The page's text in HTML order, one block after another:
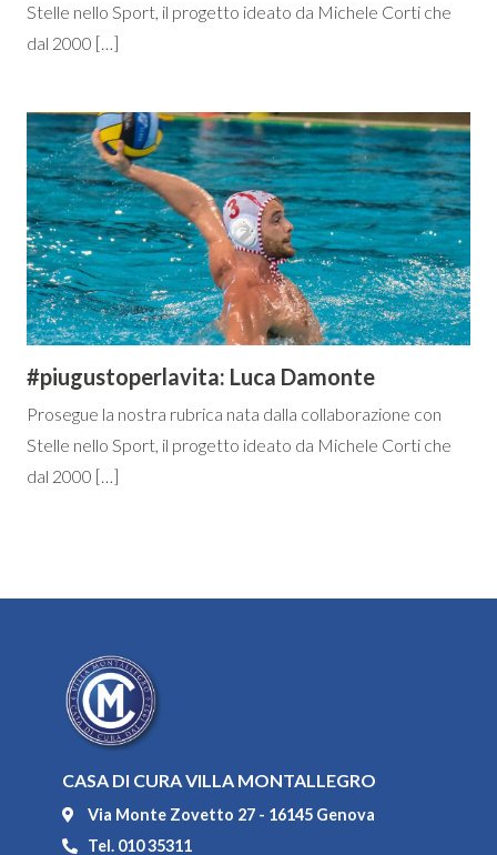
Stelle nello Sport, il progetto ideato da Michele Corti che
dal 2000 […]
#piugustoperlavita: Luca Damonte
Prosegue la nostra rubrica nata dalla collaborazione con
Stelle nello Sport, il progetto ideato da Michele Corti che
dal 2000 […]
CASA DI CURA VILLA MONTALLEGRO
Via Monte Zovetto 27 - 16145 Genova
Tel. 010 35311